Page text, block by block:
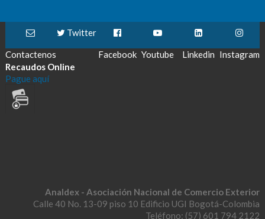
Contactenos
Twitter
Facebook Youtube Linkedin Instagram
Recaudos Online
Pague aquí
Analdex - Asociación Nacional de Comercio Exterior
Calle 40 No. 13-09 piso 10 Edificio UGI Bogotá-Colombia
Teléfono: (57) 601 794 2122